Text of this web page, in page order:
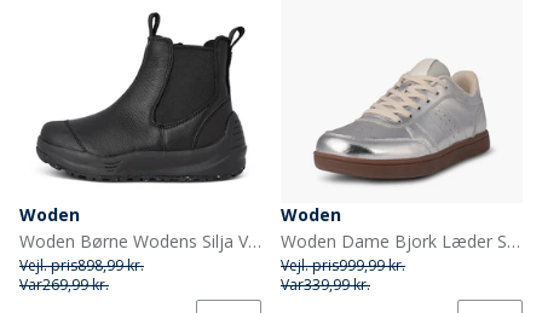
Woden
Woden Børne Wodens Silja Varme Læderstøvler 020 Black
Vejl. pris898,99 kr.
Var269,99 kr.
Woden
Woden Dame Bjork Læder Sneakers 039 Silver
Vejl. pris999,99 kr.
Var339,99 kr.